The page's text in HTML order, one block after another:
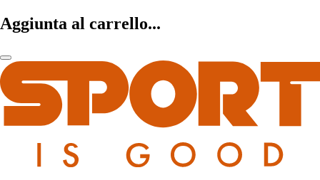
Aggiunta al carrello...